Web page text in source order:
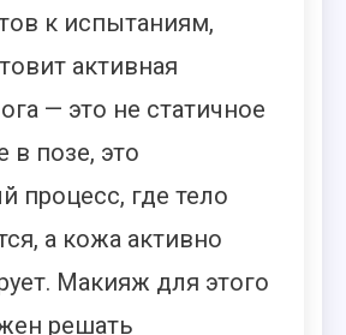
к испытаниям,
активная
— это не статичное
в позе, это
процесс, где тело
а кожа активно
Макияж для этого
решать